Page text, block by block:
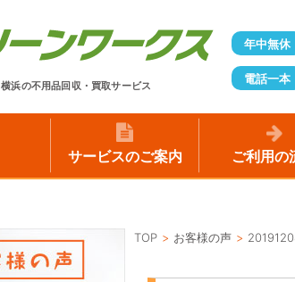
横浜の不用品回収・買取サービス
年中無休
電話一本
サービスのご案内 ご利用の
TOP お客様の声